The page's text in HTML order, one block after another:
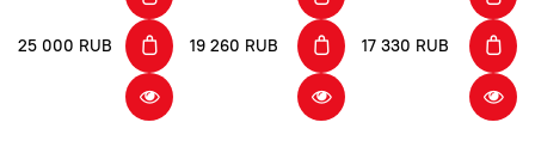
25 000 RUB 19 260 RUB 17 330 RUB